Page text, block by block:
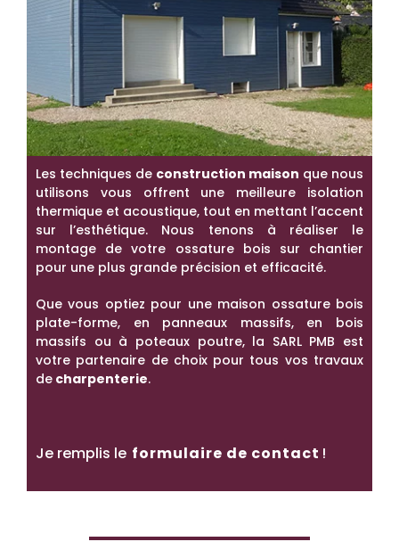
Les techniques de construction maison que nous
utilisons vous offrent une meilleure isolation
thermique et acoustique, tout en mettant l’accent
sur l’esthétique. Nous tenons à réaliser le
montage de votre ossature bois sur chantier
pour une plus grande précision et efficacité.
Que vous optiez pour une maison ossature bois
plate-forme, en panneaux massifs, en bois
massifs ou à poteaux poutre, la SARL PMB est
votre partenaire de choix pour tous vos travaux
de charpenterie.
Je remplis le formulaire de contact !